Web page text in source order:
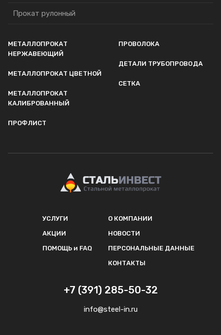
Прокат рулонный
МЕТАЛЛОПРОКАТ
НЕРЖАВЕЮЩИЙ
МЕТАЛЛОПРОКАТ ЦВЕТНОЙ
МЕТАЛЛОПРОКАТ
КАЛИБРОВАННЫЙ
ПРОФЛИСТ
ПРОВОЛОКА
ДЕТАЛИ ТРУБОПРОВОДА
СЕТКА
УСЛУГИ
АКЦИИ
ПОМОЩЬ и FAQ
О КОМПАНИИ
НОВОСТИ
ПЕРСОНАЛЬНЫЕ ДАННЫЕ
КОНТАКТЫ
+7 (391) 285-50-32
info@steel-in.ru